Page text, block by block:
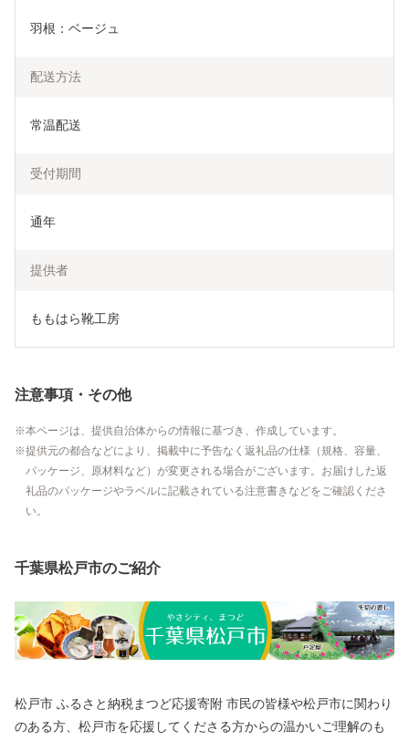
羽根：ベージュ
配送方法
常温配送
受付期間
通年
提供者
ももはら靴工房
注意事項・その他
本ページは、提供自治体からの情報に基づき、作成しています。
提供元の都合などにより、掲載中に予告なく返礼品の仕様（規格、容量、
パッケージ、原材料など）が変更される場合がございます。お届けした返
礼品のパッケージやラベルに記載されている注意書きなどをご確認くださ
い。
千葉県松戸市のご紹介
松戸市 ふるさと納税まつど応援寄附 市民の皆様や松戸市に関わり
のある方、松戸市を応援してくださる方からの温かいご理解のも